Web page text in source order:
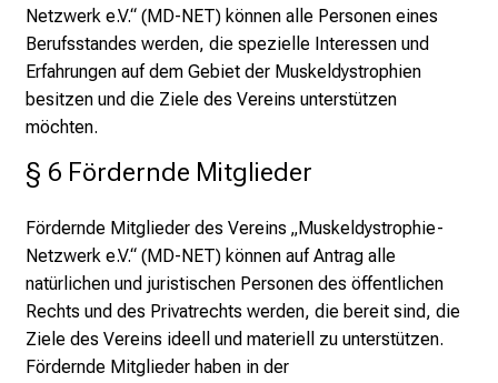
Netzwerk e.V.“ (MD-NET) können alle Personen eines
Berufsstandes werden, die spezielle Interessen und
Erfahrungen auf dem Gebiet der Muskeldystrophien
besitzen und die Ziele des Vereins unterstützen
möchten.
§ 6 Fördernde Mitglieder
Fördernde Mitglieder des Vereins „Muskeldystrophie-
Netzwerk e.V.“ (MD-NET) können auf Antrag alle
natürlichen und juristischen Personen des öffentlichen
Rechts und des Privatrechts werden, die bereit sind, die
Ziele des Vereins ideell und materiell zu unterstützen.
Fördernde Mitglieder haben in der